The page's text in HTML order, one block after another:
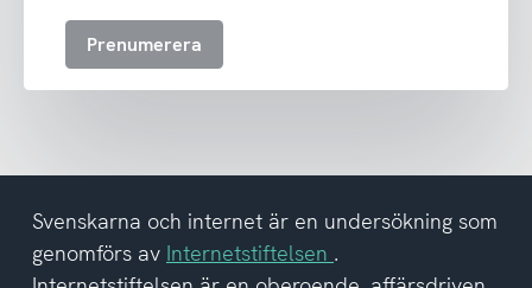
att
del
av
integritetspolicyn
Prenumerera
Svenskarna och internet är en undersökning som
genomförs av Internetstiftelsen .